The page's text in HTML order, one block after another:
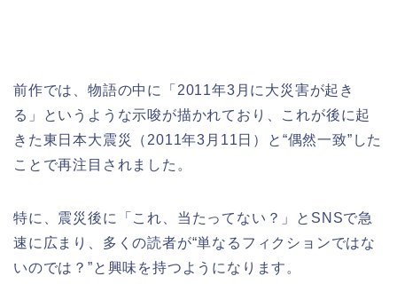
前作では、物語の中に「2011年3月に大災害が起き
る」というような示唆が描かれており、これが後に起
きた東日本大震災（2011年3月11日）と“偶然一致”した
ことで再注目されました。
特に、震災後に「これ、当たってない？」とSNSで急
速に広まり、多くの読者が“単なるフィクションではな
いのでは？”と興味を持つようになります。